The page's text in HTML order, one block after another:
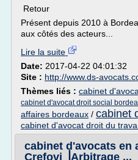
Retour
Présent depuis 2010 à
aux côtés des acteurs...
Lire la suite
Date: 2017-04-22 04:01:32
Site : http://www.ds-
Thèmes liés : cabinet
cabinet d'avocat droit social
affaires bordeaux / cabinet
cabinet d'avocat droit du
cabinet d'avocats en
Crefovi ⎥Arbitrage ...